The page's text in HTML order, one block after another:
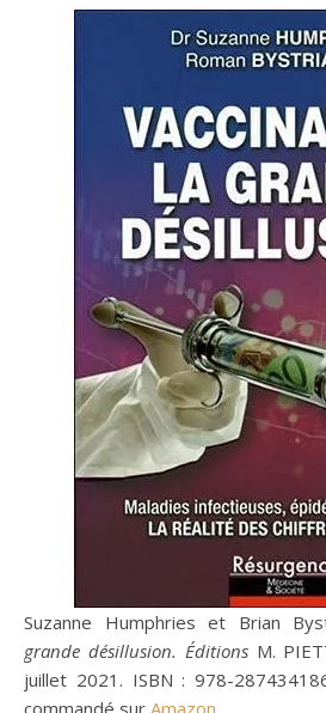
Suzanne Humphries et Brian
grande désillusion. ÉditionsM.
juillet 2021. ISBN : 978-